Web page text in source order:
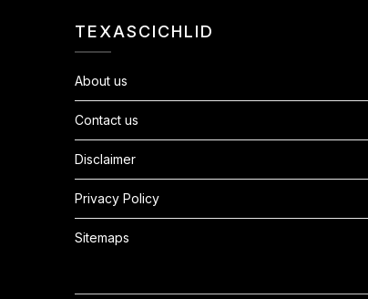
TEXASCICHLID
About us
Contact us
Disclaimer
Privacy Policy
Sitemaps